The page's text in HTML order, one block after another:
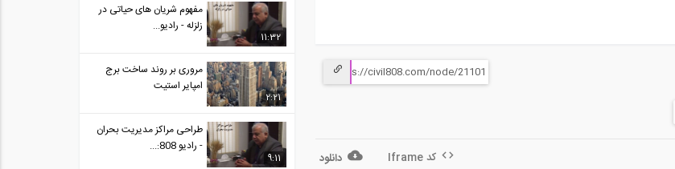
دانلود کد Iframe
11:32
مفهوم شریان های حیاتی در
زلزله - رادیو...
2:21
مروری بر روند ساخت برج
امپایر استیت
9:11
طراحی مراکز مدیریت بحران
- رادیو 808:...